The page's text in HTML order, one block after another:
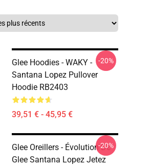
Glee Hoodies - WAKY -
Santana Lopez Pullover
Hoodie RB2403
39,51 € - 45,95 €
-20%
Glee Oreillers - Évolution De
Glee Santana Lopez Jetez
-20%